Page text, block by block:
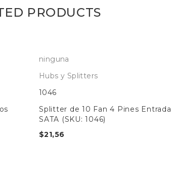
PRODUCTS
ninguna
Hubs y Splitters
1046
Splitter de 10 Fan 4 Pines Entrada
SATA (SKU: 1046)
$21,56